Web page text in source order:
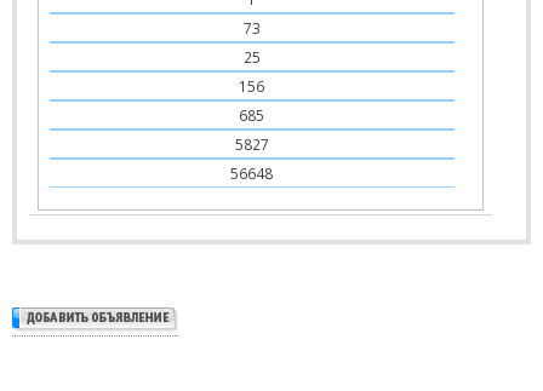
73
25
156
685
5827
56648